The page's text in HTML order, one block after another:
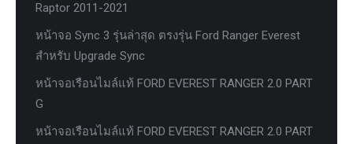
Raptor 2011-2021
หน้าจอ Sync 3 รุ่นล่าสุด ตรงรุ่น Ford Ranger Everest
สำหรับ Upgrade Sync
หน้าจอเรือนไมล์แท้ FORD EVEREST RANGER 2.0 PART
G
หน้าจอเรือนไมล์แท้ FORD EVEREST RANGER 2.0 PART